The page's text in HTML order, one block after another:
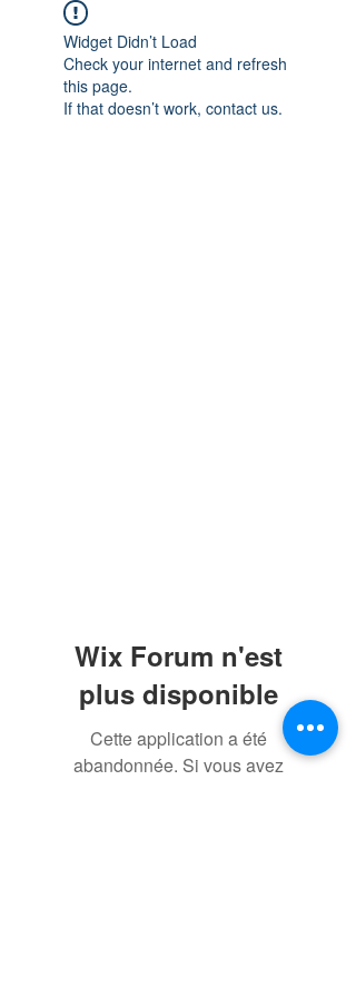
Widget Didn’t Load
Check your internet and refresh
this page.
If that doesn’t work, contact us.
Wix Forum n'est
plus disponible
Cette application a été
abandonnée. Si vous avez